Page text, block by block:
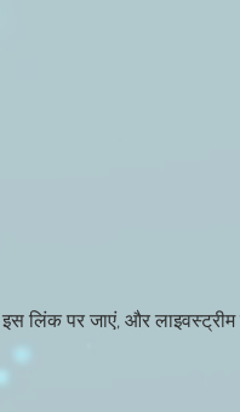
लिंक पर जाएं, और